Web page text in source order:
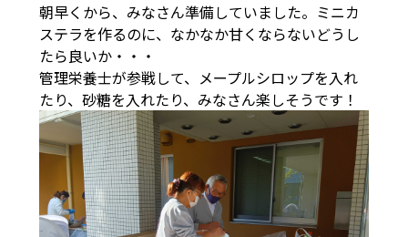
朝早くから、みなさん準備していました。ミニカ
ステラを作るのに、なかなか甘くならないどうし
たら良いか・・・
管理栄養士が参戦して、メープルシロップを入れ
たり、砂糖を入れたり、みなさん楽しそうです！